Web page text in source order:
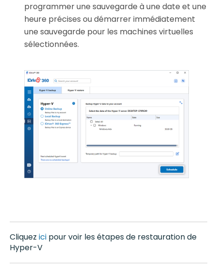
programmer une sauvegarde à une date et une
heure précises ou démarrer immédiatement
une sauvegarde pour les machines virtuelles
sélectionnées.
Cliquez ici pour voir les étapes de restauration de
Hyper-V